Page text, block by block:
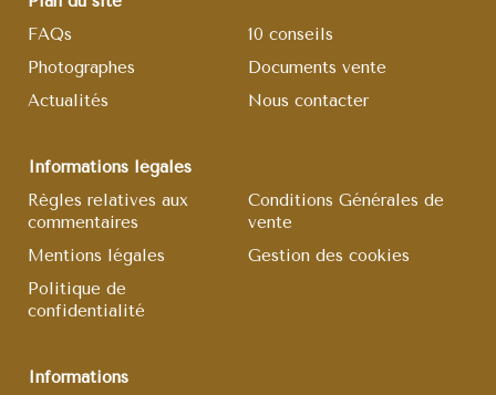
FAQs
10 conseils
Photographes
Documents vente
Actualités
Nous contacter
Informations légales
Règles relatives aux
commentaires
Conditions Générales de
vente
Mentions légales
Gestion des cookies
Politique de
confidentialité
Informations